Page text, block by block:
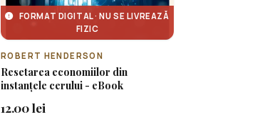
FORMAT DIGITAL · NU SE LIVREAZĂ
FIZIC
ROBERT HENDERSON
Resetarea economiilor din
instanțele cerului - eBook
12.00 lei